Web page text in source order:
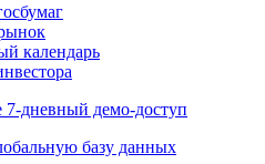
календарь
7-дневный демо-доступ
базу данных